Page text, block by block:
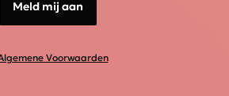
Meld mij aan
Voorwaarden